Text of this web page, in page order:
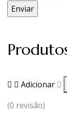
Adicionar
(0 revisão)